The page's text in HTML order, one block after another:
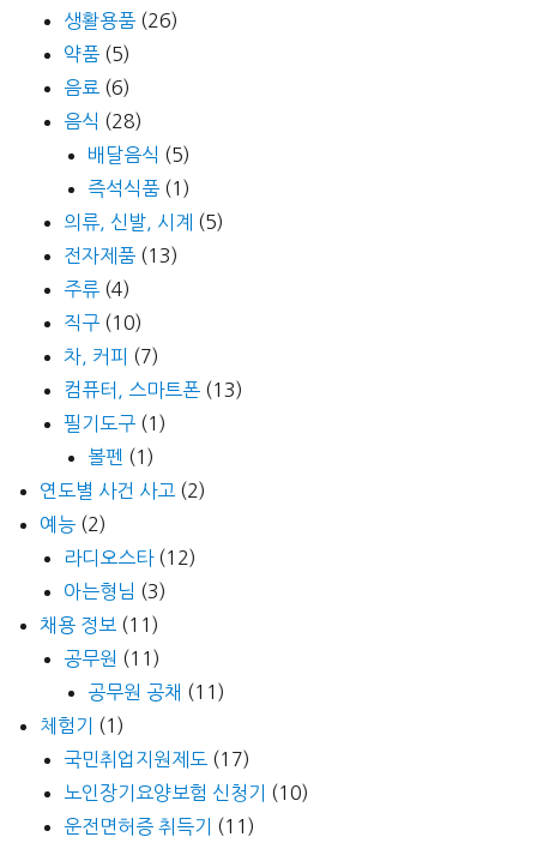
생활용품 (26)
약품 (5)
음료 (6)
음식 (28)
배달음식 (5)
즉석식품 (1)
의류, 신발, 시계 (5)
전자제품 (13)
주류 (4)
직구 (10)
차, 커피 (7)
컴퓨터, 스마트폰 (13)
필기도구 (1)
볼펜 (1)
연도별 사건 사고 (2)
예능 (2)
라디오스타(12)
아는형님 (3)
채용 정보 (11)
공무원 (11)
공무원 공채 (11)
체험기
(1)
국민취업지원제도 (17)
노인장기요양보험 신청기
(10)
운전면허증 취득기
(11)